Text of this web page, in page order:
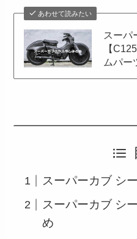
あわせて読みたい
スーパ
【
ムパー
スーパーカブ シ
スーパーカブ シ
め